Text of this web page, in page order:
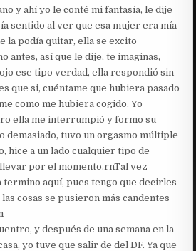
y ahí yo le conté mi fantasía, le dije
sentido al ver que esa mujer era mía
la podía quitar, ella se excito
antes, así que le dije, te imaginas,
ese tipo verdad, ella respondió sin
que si, cuéntame que hubiera pasado
como me hubiera cogido. Yo
ella me interrumpió y formo su
demasiado, tuvo un orgasmo múltiple
hice a un lado cualquier tipo de
por el momento.rnTal vez
aquí, pues tengo que decirles
cosas se pusieron más candentes
y después de una semana en la
yo tuve que salir de del DF. Ya que